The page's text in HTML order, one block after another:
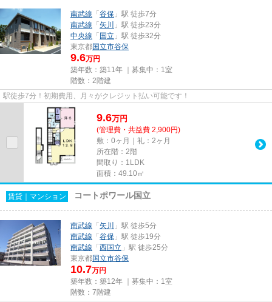
南武線 「谷保 」駅 徒歩7分
南武線 「矢川
」駅 徒歩23分
中央線 「国立 」駅 徒歩32分
東京都国立市谷保
9.6万円
築年数：築11年 ｜募集中： 1室
階数：2階建
駅徒歩7分！初期費用、月々がクレジット払い可能です！
9.6万円
(管理費・共益費 2,900円)
敷：0ヶ月｜礼：2ヶ月
所在階：2階
間取り：1LDK
面積：49.10㎡
賃貸｜マンション コートポワール国立
南武線 「矢川
」駅 徒歩5分
南武線 「谷保 」駅 徒歩19分
南武線 「西国立 」駅 徒歩25分
東京都国立市谷保
10.7万円
築年数：築12年 ｜募集中： 1室
階数：7階建